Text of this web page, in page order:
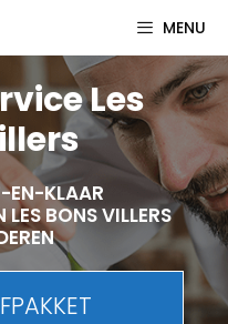
MENU
Les
EN-KLAAR
BONS VILLERS